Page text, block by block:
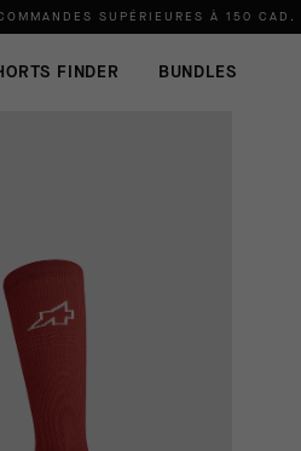
SUPÉRIEURES À 150 CAD .
FINDER BUNDLES